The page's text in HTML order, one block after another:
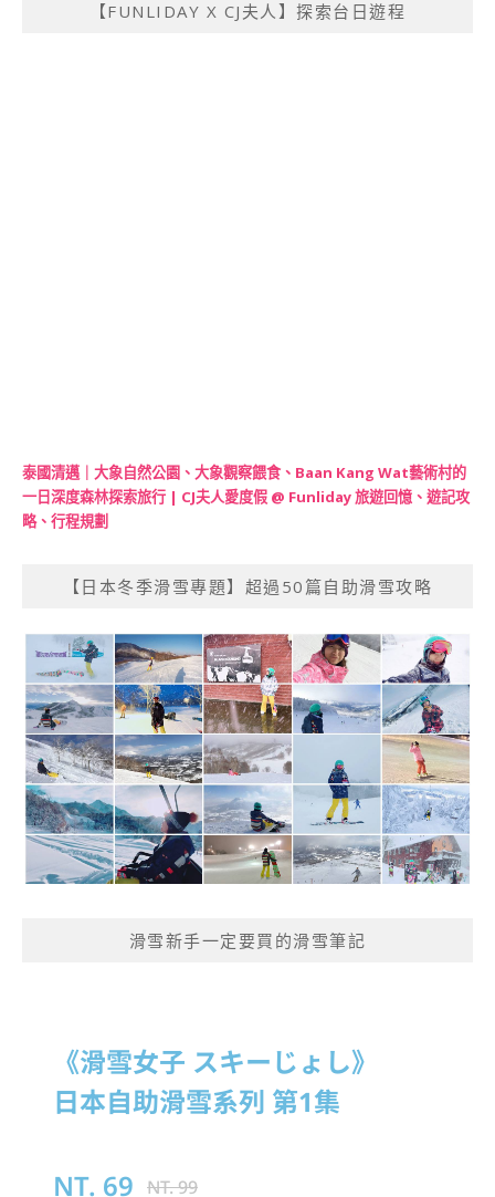
【FUNLIDAY X CJ夫人】探索台日遊程
泰國清邁｜大象自然公園、大象觀察餵食、Baan Kang Wat藝術村的
一日深度森林探索旅行 | CJ夫人愛度假 @ Funliday 旅遊回憶、遊記攻
略、行程規劃
【日本冬季滑雪專題】超過50篇自助滑雪攻略
滑雪新手一定要買的滑雪筆記